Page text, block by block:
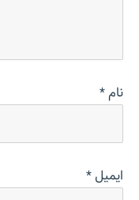
نام*
ایمیل*